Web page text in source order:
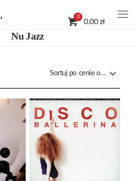
0
0.00 zł
Nu Jazz